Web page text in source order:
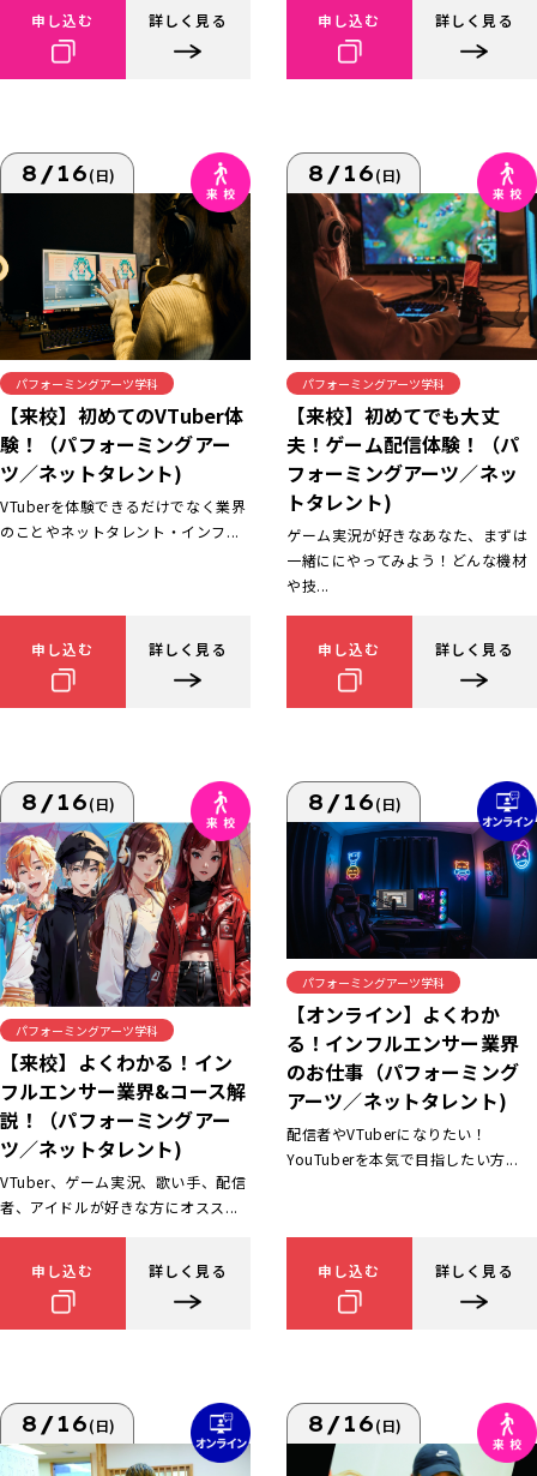
申し込む 詳しく見る 申し込む 詳しく見る
8/16(日)
パフォーミングアーツ学科
【来校】初めてのVTuber体
験！（パフォーミングアー
ツ／ネットタレント)
VTuberを体験できるだけでなく業界
のことやネットタレント・インフ...
申し込む 詳しく見る
8/16(日)
パフォーミングアーツ学科
【来校】初めてでも大丈
夫！ゲーム配信体験！（パ
フォーミングアーツ／ネッ
トタレント)
ゲーム実況が好きなあなた、まずは
一緒ににやってみよう！どんな機材
や技...
申し込む 詳しく見る
8/16(日)
パフォーミングアーツ学科
【来校】よくわかる！イン
フルエンサー業界&コース解
説！（パフォーミングアー
ツ／ネットタレント)
VTuber、ゲーム実況、歌い手、配信
者、アイドルが好きな方にオスス...
申し込む 詳しく見る
8/16(日)
パフォーミングアーツ学科
【オンライン】よくわか
る！インフルエンサー業界
のお仕事（パフォーミング
アーツ／ネットタレント)
配信者やVTuberになりたい！
YouTuberを本気で目指したい方...
申し込む 詳しく見る
8/16(日) 8/16(日)